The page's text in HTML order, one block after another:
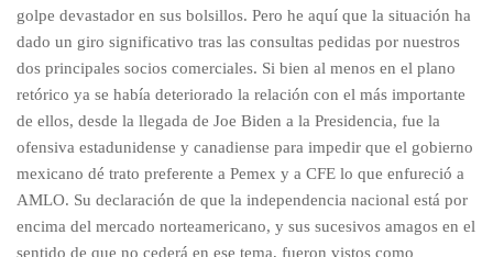
golpe devastador en sus bolsillos. Pero he aquí que la situación ha
dado un giro significativo tras las consultas pedidas por nuestros
dos principales socios comerciales. Si bien al menos en el plano
retórico ya se había deteriorado la relación con el más importante
de ellos, desde la llegada de Joe Biden a la Presidencia, fue la
ofensiva estadunidense y canadiense para impedir que el gobierno
mexicano dé trato preferente a Pemex y a CFE lo que enfureció a
AMLO. Su declaración de que la independencia nacional está por
encima del mercado norteamericano, y sus sucesivos amagos en el
sentido de que no cederá en ese tema, fueron vistos como